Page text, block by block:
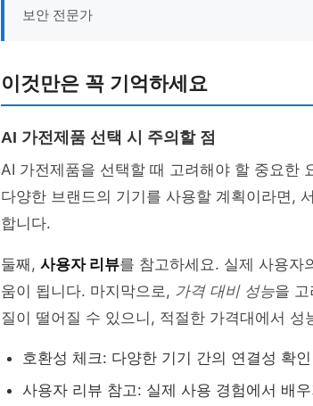
보안 전문가
이것만은 꼭 기억하세요
AI 가전제품 선택 시 주의할 점
AI 가전제품을 선택할 때 고려해야 할 중요한
다양한 브랜드의 기기를 사용할 계획이라면,
합니다.
둘째, 사용자 리뷰를 참고하세요. 실제 사용자
움이 됩니다. 마지막으로, 가격 대비 성능을
질이 떨어질 수 있으니, 적절한 가격대에서 성
호환성 체크: 다양한 기기 간의 연결성 확인
사용자 리뷰 참고: 실제 사용 경험에서 배우